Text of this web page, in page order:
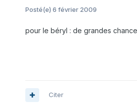
Posté(e) 6 février 2009
pour le béryl : de grandes
Citer